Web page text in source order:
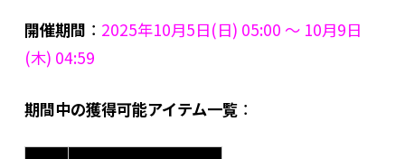
開催期間 ： 2025年10月5日(日) 05:00 ～ 10月9日
(木) 04:59
期間中の獲得可能アイテム一覧 ：